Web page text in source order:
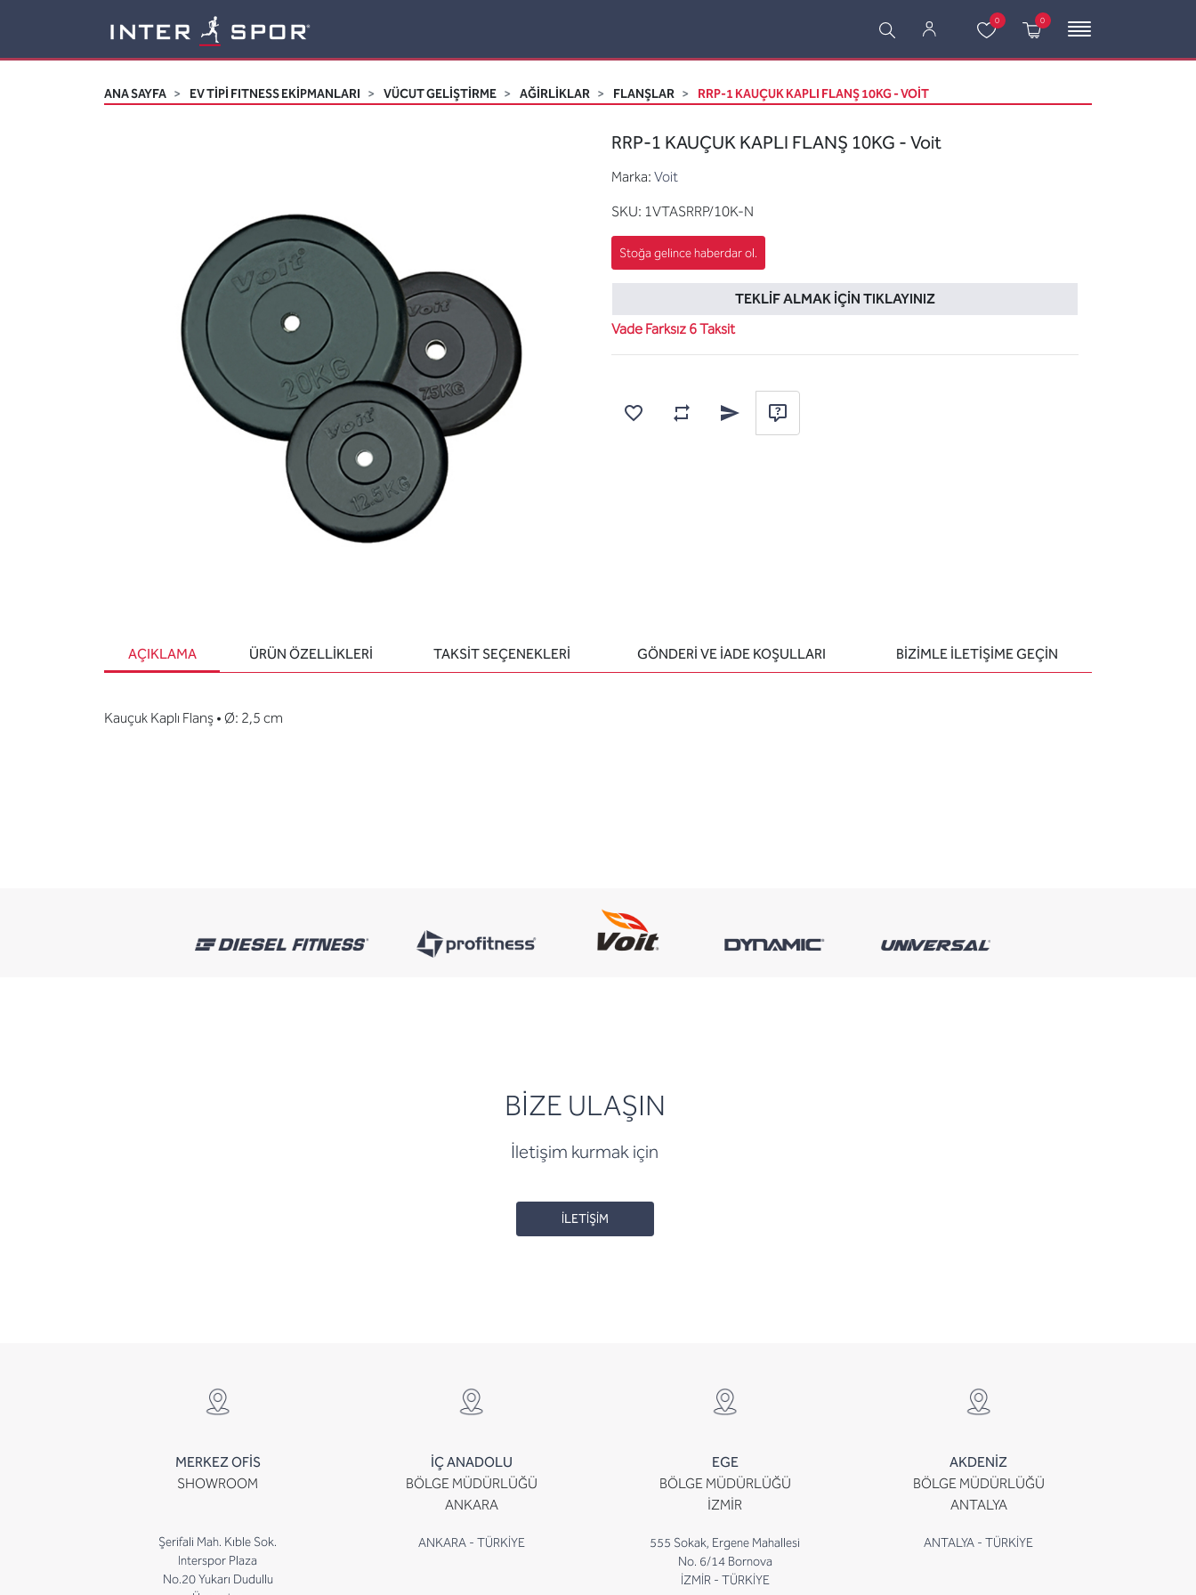
0 0
ANA SAYFA EV TİPİ FITNESS EKİPMANLARI VÜCUT GELİŞTİRME AĞIRLIKLAR FLANŞLAR RRP-1 KAUÇUK KAPLI FLANŞ 10KG - VOIT
RRP-1 KAUÇUK KAPLI FLANŞ 10KG - Voit
Marka: Voit
SKU: 1VTASRRP/10K-N
TEKLIF ALMAK İÇIN TIKLAYINIZ
Vade Farksız 6 Taksit
Favorilere ekle
Karşılaştırma listesine ekle
Arkadaşına e-posta ile gönder
Soru sor
AÇIKLAMA ÜRÜN ÖZELLIKLERI TAKSİT SEÇENEKLERİ GÖNDERİ VE İADE KOŞULLARI BIZIMLE ILETIŞIME GEÇIN
Kauçuk Kaplı Flanş • Ø: 2,5 cm
BİZE ULAŞIN
İletişim kurmak için
İLETİŞİM
MERKEZ OFİS
SHOWROOM
Şerifali Mah. Kıble Sok.
Interspor Plaza
No.20 Yukarı Dudullu
İÇ ANADOLU
BÖLGE MÜDÜRLÜĞÜ
ANKARA
ANKARA - TÜRKİYE
EGE
BÖLGE MÜDÜRLÜĞÜ
İZMİR
555 Sokak, Ergene Mahallesi
No. 6/14 Bornova
İZMİR - TÜRKİYE
AKDENİZ
BÖLGE MÜDÜRLÜĞÜ
ANTALYA
ANTALYA - TÜRKİYE